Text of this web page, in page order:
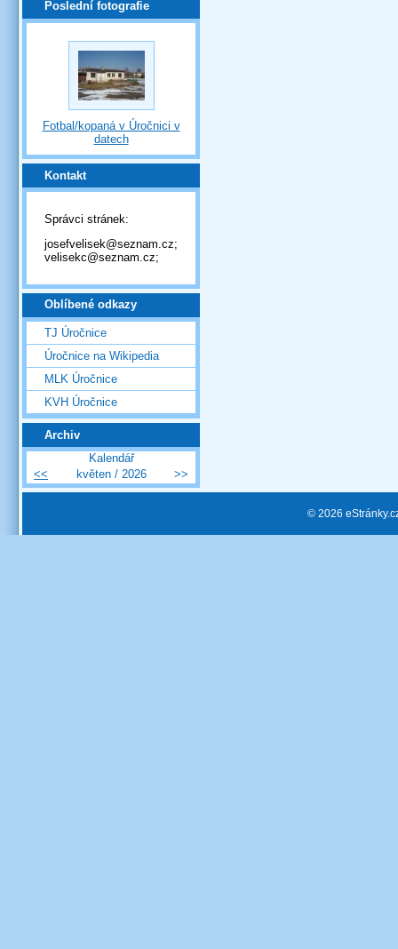
Poslední fotografie
Fotbal/kopaná v Úročnici v
datech
Kontakt
Správci stránek:
josefvelisek@seznam.cz;
velisekc@seznam.cz;
Oblíbené odkazy
TJ Úročnice
Úročnice na Wikipedia
MLK Úročnice
KVH Úročnice
Archiv
Kalendář
<<
květen / 2026 >>
© 2026